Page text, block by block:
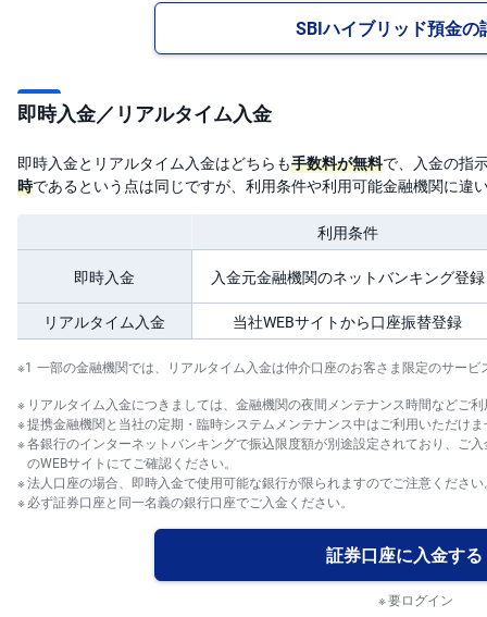
)
BI
ラ
ッ
ド
(R
O
O
R
O
)
i
D
e
SBIハイブリッド預金の
即時入金／リアルタイム入金
即時入金とリアルタイム入金はどちらも手数料が無料で、入金の指
時であるという点は同じですが、利用条件や利用可能金融機関に違
利用条件
即時入金 入金元金融機関のネットバンキング登録
リアルタイム入金 当社WEBサイトから口座振替登録
一部の金融機関では、リアルタイム入金は仲介口座のお客さま限定のサービ
リアルタイム入金につきましては、金融機関の夜間メンテナンス時間などご
提携金融機関と当社の定期・臨時システムメンテナンス中はご利用いただけ
各銀行のインターネットバンキングで振込限度額が別途設定されており、ご
のWEBサイトにてご確認ください。
法人口座の場合、即時入金で使用可能な銀行が限られますのでご注意ください
必ず証券口座と同一名義の銀行口座でご入金ください。
証券口座に入金する
要ログイン